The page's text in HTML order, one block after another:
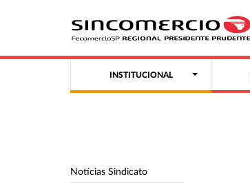
INSTITUCIONAL
Notícias Sindicato